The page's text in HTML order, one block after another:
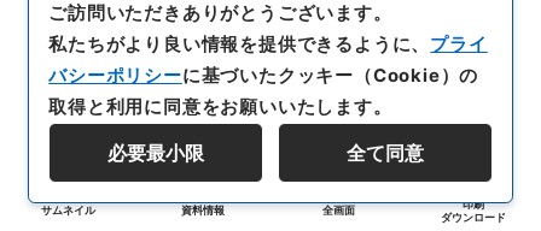
サムネイル 資料情報 全画面
印刷
ダウンロード
ご訪問いただきありがとうございます。
私たちがより良い情報を提供できるように、 プライ
バシーポリシーに基づいたクッキー（Cookie）の
取得と利用に同意をお願いいたします。
必要最小限 全て同意